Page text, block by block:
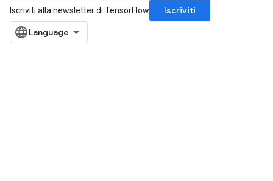
Iscriviti alla newsletter di TensorFlow
Iscriviti